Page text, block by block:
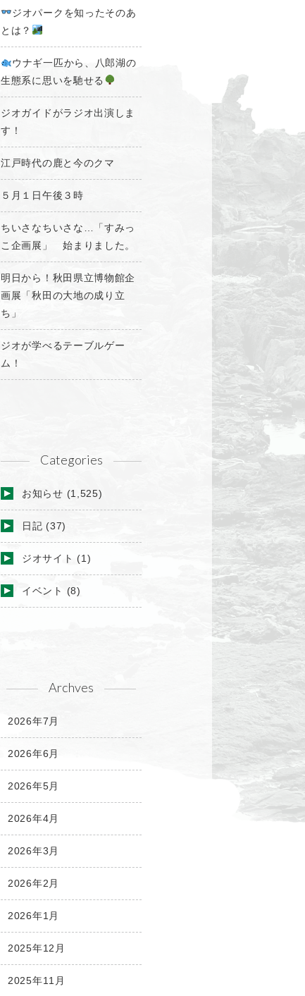
ジオパークを知ったそのあ
とは？
ウナギ一匹から、八郎湖の
生態系に思いを馳せる
ジオガイドがラジオ出演しま
す！
江戸時代の鹿と今のクマ
５月１日午後３時
ちいさなちいさな…「すみっ
こ企画展」 始まりました。
明日から！秋田県立博物館企
画展「秋田の大地の成り立
ち」
ジオが学べるテーブルゲー
ム！
Categories
お知らせ (1,525)
日記 (37)
ジオサイト (1)
イベント (8)
Archves
2026年7月
2026年6月
2026年5月
2026年4月
2026年3月
2026年2月
2026年1月
2025年12月
2025年11月